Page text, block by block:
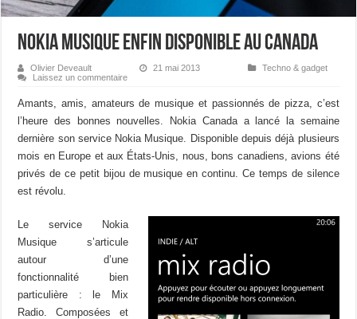
Nokia Musique enfin disponible au Canada
Olivier Deveault 21 mai 2013
Techno & gadget
Laissez un commentaire
Amants, amis, amateurs de musique et passionnés de pizza, c’est
l’heure des bonnes nouvelles. Nokia Canada a lancé la semaine
dernière son service Nokia Musique. Disponible depuis déjà plusieurs
mois en Europe et aux États-Unis, nous, bons canadiens, avions été
privés de ce petit bijou de musique en continu. Ce temps de silence
est révolu.
Le service Nokia
Musique s’articule
autour d’une
fonctionnalité bien
particulière : le Mix
Radio. Composées et